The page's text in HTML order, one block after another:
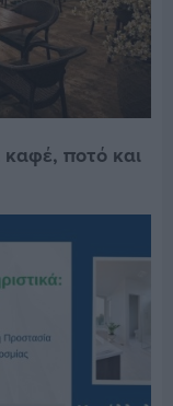
καφέ, ποτό και